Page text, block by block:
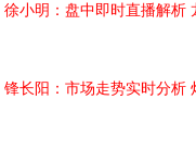
徐小明：盘中即时直播解析
锋长阳：市场走势实时分析